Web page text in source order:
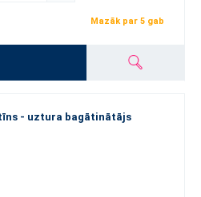
Mazāk par 5 gab
- uztura bagātinātājs